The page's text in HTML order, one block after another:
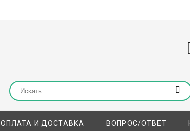
ОПЛАТА И ДОСТАВКА ВОПРОС/ОТВЕТ